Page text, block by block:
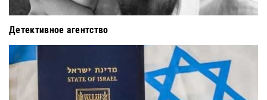
Детективное агентство